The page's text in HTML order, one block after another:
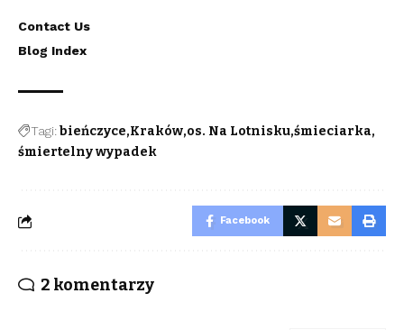
Contact Us
Blog Index
Tagi:bieńczyce Kraków os. Na Lotnisku śmieciarka
śmiertelny wypadek
Facebook
2 komentarzy